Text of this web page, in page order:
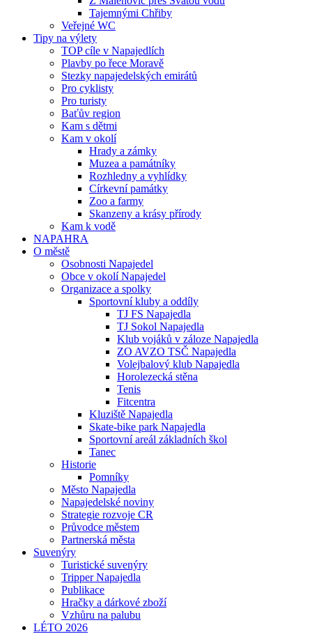
Tajemnými Chřiby
Veřejné WC
Tipy na výlety
TOP cíle v Napajedlích
Plavby po řece Moravě
Stezky napajedelských emirátů
Pro cyklisty
Pro turisty
Baťův region
Kam s dětmi
Kam v okolí
Hrady a zámky
Muzea a památníky
Rozhledny a vyhlídky
Církevní památky
Zoo a farmy
Skanzeny a krásy přírody
Kam k vodě
NAPAHRA
O městě
Osobnosti Napajedel
Obce v okolí Napajedel
Organizace a spolky
Sportovní kluby a oddíly
TJ FS Napajedla
TJ Sokol Napajedla
Klub vojáků v záloze Napajedla
ZO AVZO TSČ Napajedla
Volejbalový klub Napajedla
Horolezecká stěna
Tenis
Fitcentra
Kluziště Napajedla
Skate-bike park Napajedla
Sportovní areál základních škol
Tanec
Historie
Pomníky
Město Napajedla
Napajedelské noviny
Strategie rozvoje CR
Průvodce městem
Partnerská města
Suvenýry
Turistické suvenýry
Tripper Napajedla
Publikace
Hračky a dárkové zboží
Vzhůru na palubu
LÉTO 2026